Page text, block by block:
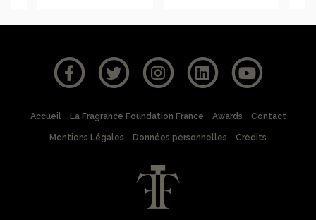
Accueil La Fragrance Foundation France Awards Contact
Mentions Légales Données personnelles Crédits